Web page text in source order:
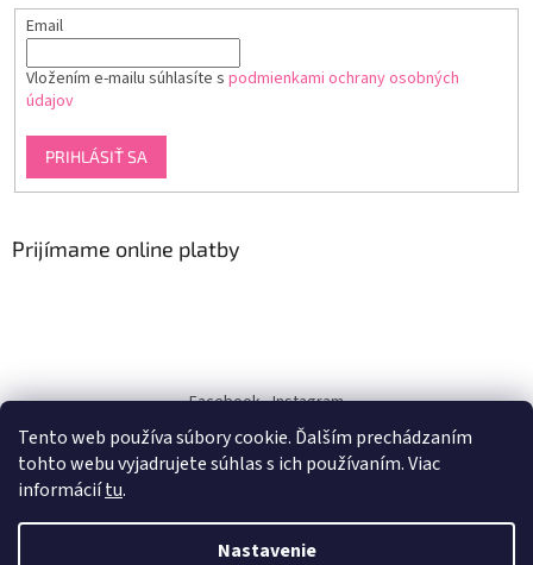
Tento web používa súbory cookie. Ďalším prechádzaním
tohto webu vyjadrujete súhlas s ich používaním. Viac
informáciítu.
Nastavenie
Email
Vložením e-mailu súhlasíte s podmienkami ochrany osobných
údajov
PRIHLÁSIŤ SA
Prijímame online platby
Facebook Instagram
dukra-white
Vytvoril Shoptet